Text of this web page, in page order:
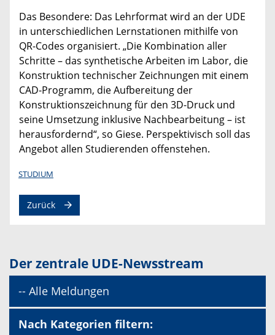
Das Besondere: Das Lehrformat wird an der UDE
in unterschiedlichen Lernstationen mithilfe von
QR-Codes organisiert. „Die Kombination aller
Schritte – das synthetische Arbeiten im Labor, die
Konstruktion technischer Zeichnungen mit einem
CAD-Programm, die Aufbereitung der
Konstruktionszeichnung für den 3D-Druck und
seine Umsetzung inklusive Nachbearbeitung – ist
herausfordernd“, so Giese. Perspektivisch soll das
Angebot allen Studierenden offenstehen.
STUDIUM
Zurück
Der zentrale UDE-Newsstream
-- Alle Meldungen
Nach Kategorien filtern: